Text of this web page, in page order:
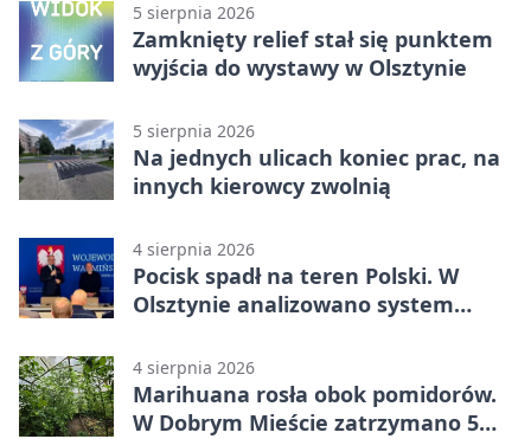
5 sierpnia 2026
Zamknięty relief stał się punktem
wyjścia do wystawy w Olsztynie
5 sierpnia 2026
Na jednych ulicach koniec prac, na
innych kierowcy zwolnią
4 sierpnia 2026
Pocisk spadł na teren Polski. W
Olsztynie analizowano system
4 sierpnia 2026
Marihuana rosła obok pomidorów.
W Dobrym Mieście zatrzymano 5